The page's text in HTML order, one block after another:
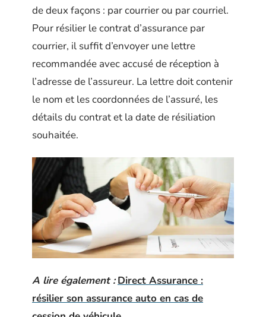
de deux façons : par courrier ou par courriel.
Pour résilier le contrat d’assurance par
courrier, il suffit d’envoyer une lettre
recommandée avec accusé de réception à
l’adresse de l’assureur. La lettre doit contenir
le nom et les coordonnées de l’assuré, les
détails du contrat et la date de résiliation
souhaitée.
A lire également : Direct Assurance :
résilier son assurance auto en cas de